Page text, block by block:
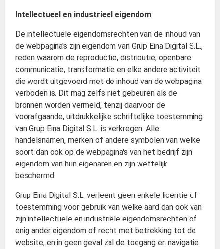
Intellectueel en industrieel eigendom
De intellectuele eigendomsrechten van de inhoud van
de webpagina's zijn eigendom van Grup Eina Digital S.L.,
reden waarom de reproductie, distributie, openbare
communicatie, transformatie en elke andere activiteit
die wordt uitgevoerd met de inhoud van de webpagina
verboden is. Dit mag zelfs niet gebeuren als de
bronnen worden vermeld, tenzij daarvoor de
voorafgaande, uitdrukkelijke schriftelijke toestemming
van Grup Eina Digital S.L. is verkregen. Alle
handelsnamen, merken of andere symbolen van welke
soort dan ook op de webpagina's van het bedrijf zijn
eigendom van hun eigenaren en zijn wettelijk
beschermd.
Grup Eina Digital S.L. verleent geen enkele licentie of
toestemming voor gebruik van welke aard dan ook van
zijn intellectuele en industriële eigendomsrechten of
enig ander eigendom of recht met betrekking tot de
website, en in geen geval zal de toegang en navigatie